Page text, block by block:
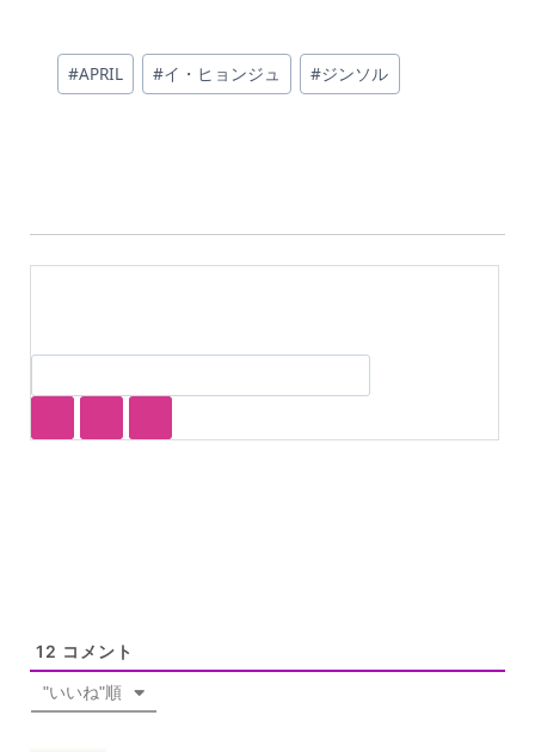
投
稿
#APRIL #イ・ヒョンジュ #ジンソル
12 コメント
"いいね"順